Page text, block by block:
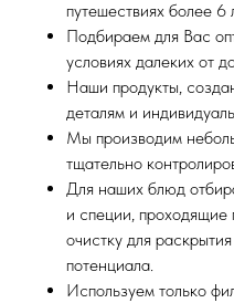
путешествиях более 6
Подбираем для Вас
условиях далеких от
Наши продукты,
деталям и
Мы производим
тщательно
Для наших блюд
и специи, проходящие
очистку для
потенциала.
Используем только